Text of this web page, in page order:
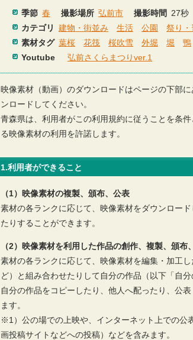
季節 春 撮影場所 弘前市 撮影時間 27秒
カテゴリ
建物・街並み 生活 公園
祭り・
素材タグ 葉桜 花筏 桜吹雪 外堀 堀 鴨
Youtube
弘前さくらまつりver.1
映像素材（動画）のダウンロードはページの下部
ンロードしてください。
青森県は、利用者がこの利用規約に従うことを条
る映像素材の利用を許諾します。
1.利用者ができること
（1）映像素材の複製、頒布、公表
素材の各ランクに応じて、映像素材をダウンロー
たりすることができます。
（2）映像素材を利用した作品の創作、複製、頒布
素材の各ランクに応じて、映像素材を編集・加工
ど）と組み合わせたりして自分の作品（以下「自
自分の作品をコピーしたり、他人へ配ったり、公
ます。
※1）公の場での上映や、インターネット上での公
画投稿サイトなどへの投稿）などを含みます。